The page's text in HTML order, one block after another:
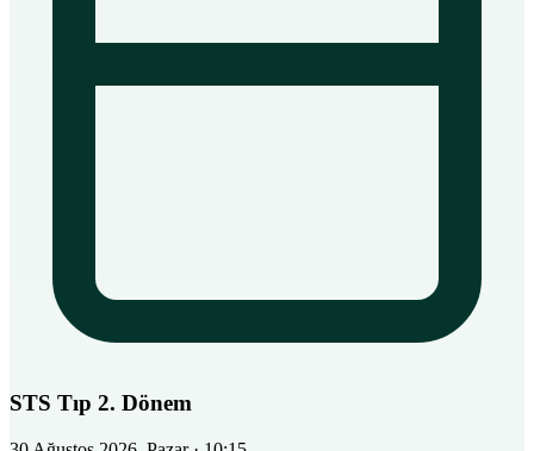
STS Tıp 2. Dönem